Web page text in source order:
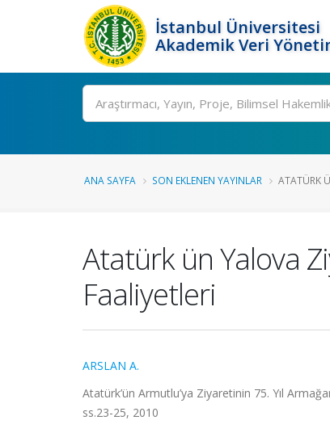
İstanbul Üniversitesi
Akademik Veri
Ara
ANA SAYFA SON EKLENEN YAYINLAR ATATÜRK
Atatürk ün Yalova
Faaliyetleri
ARSLAN A.
Atatürk’ün Armutlu’ya Ziyaretinin 75. Yıl
ss.23-25, 2010